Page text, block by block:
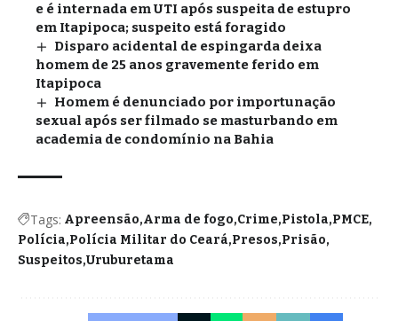
e é internada em UTI após suspeita de estupro
em Itapipoca; suspeito está foragido
Disparo acidental de espingarda deixa
homem de 25 anos gravemente ferido em
Itapipoca
Homem é denunciado por importunação
sexual após ser filmado se masturbando em
academia de condomínio na Bahia
Tags: Apreensão Arma de fogo Crime Pistola PMCE
Polícia Polícia Militar do Ceará Presos Prisão
Suspeitos Uruburetama